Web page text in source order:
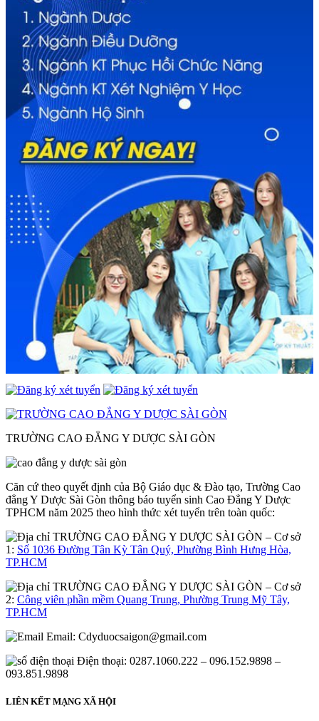
TRƯỜNG CAO ĐẲNG Y DƯỢC SÀI GÒN
Căn cứ theo quyết định của Bộ Giáo dục & Đào tạo, Trường Cao
đẳng Y Dược Sài Gòn thông báo tuyển sinh Cao Đẳng Y Dược
TPHCM năm 2025 theo hình thức xét tuyển trên toàn quốc:
– Cơ sở
1: Số 1036 Đường Tân Kỳ Tân Quý, Phường Bình Hưng Hòa,
TP.HCM
– Cơ sở
2: Công viên phần mềm Quang Trung, Phường Trung Mỹ Tây,
TP.HCM
Email: Cdyduocsaigon@gmail.com
Điện thoại: 0287.1060.222 – 096.152.9898 –
093.851.9898
LIÊN KẾT MẠNG XÃ HỘI